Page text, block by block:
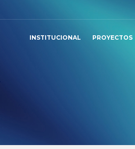
INSTITUCIONAL PROYECTOS